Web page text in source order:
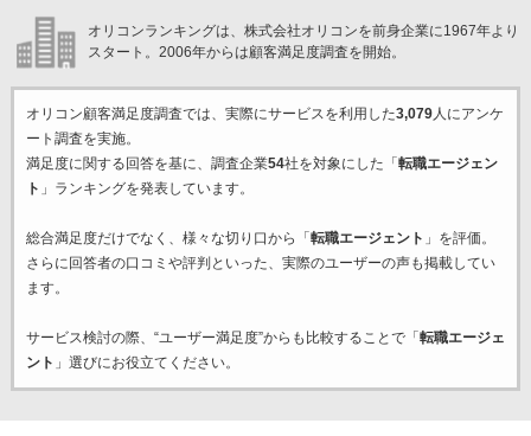
オリコンランキングは、株式会社オリコンを前身企業に1967年より
スタート。2006年からは顧客満足度調査を開始。
オリコン顧客満足度調査では、実際にサービスを利用した3,079人にアンケ
ート調査を実施。
満足度に関する回答を基に、調査企業54社を対象にした「 転職エージェン
ト 」ランキングを発表しています。
総合満足度だけでなく、様々な切り口から「 転職エージェント 」を評価。
さらに回答者の口コミや評判といった、実際のユーザーの声も掲載してい
ます。
サービス検討の際、“ユーザー満足度”からも比較することで「 転職エージェ
ント 」選びにお役立てください。